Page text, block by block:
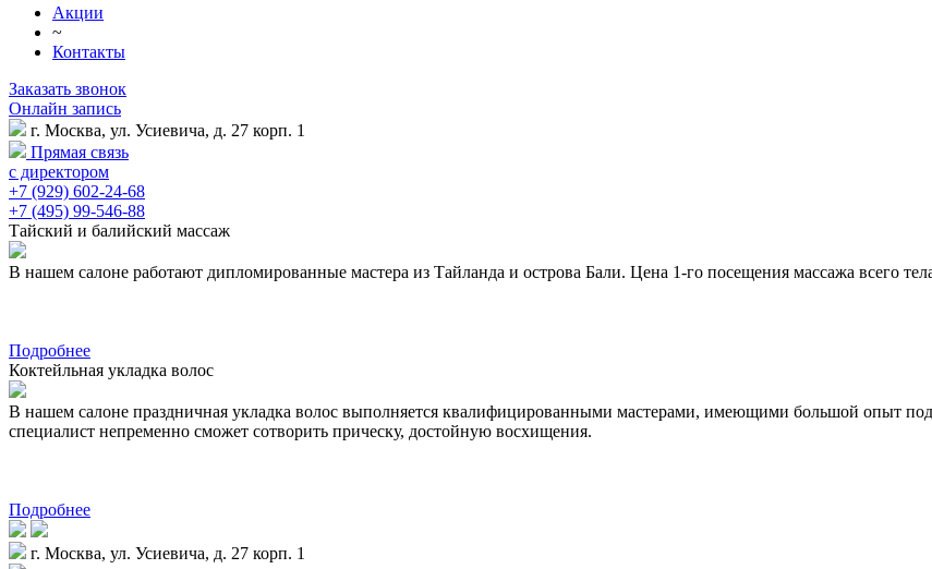
Акции
~
Контакты
Заказать звонок
Онлайн запись
г. Москва, ул. Усиевича, д. 27 корп. 1
Прямая связь
с директором
+7 (929) 602-24-68
+7 (495) 99-546-88
Тайский и балийский массаж
В нашем салоне работают дипломированные мастера из Тайланда и острова Бали. Цена 1-го посещения массажа всего
Подробнее
Коктейльная укладка волос
В нашем салоне праздничная укладка волос выполняется квалифицированными мастерами, имеющими большой опыт
специалист непременно сможет сотворить прическу, достойную восхищения.
Подробнее
г. Москва, ул. Усиевича, д. 27 корп. 1